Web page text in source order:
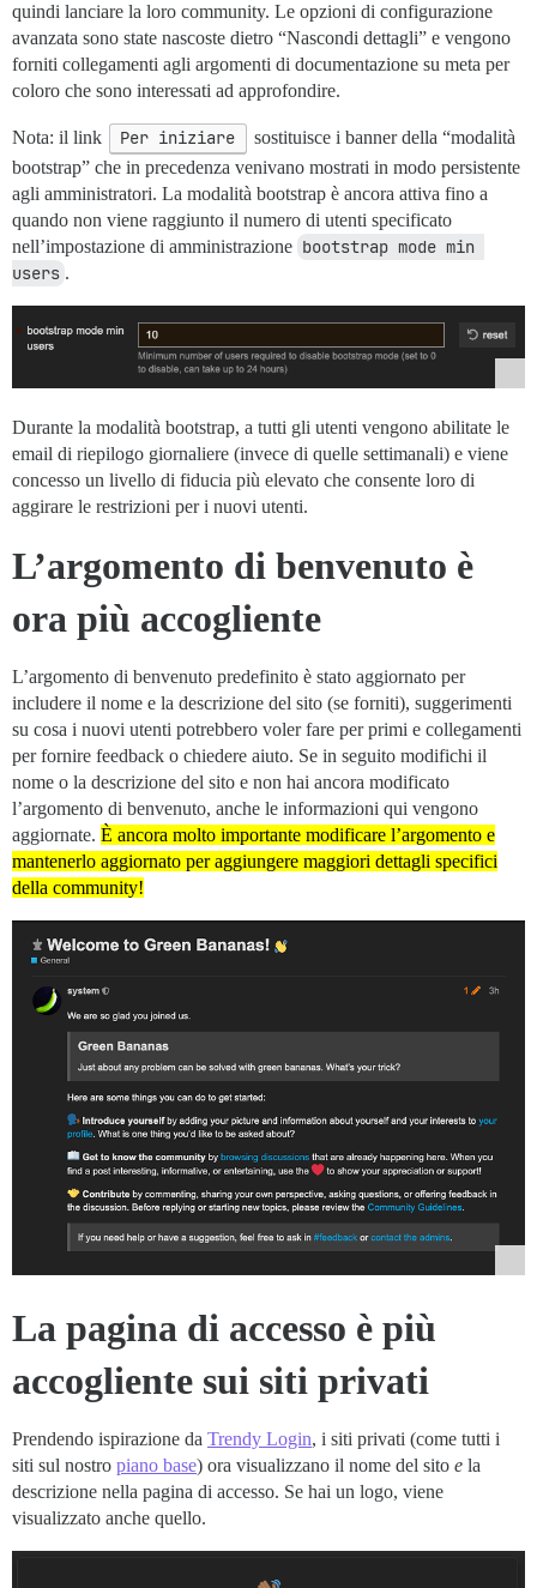
quindi lanciare la loro community. Le opzioni di configurazione
avanzata sono state nascoste dietro “Nascondi dettagli” e vengono
forniti collegamenti agli argomenti di documentazione su meta per
coloro che sono interessati ad approfondire.
Nota: il link Per iniziare
sostituisce i banner della “modalità
bootstrap” che in precedenza venivano mostrati in modo persistente
agli amministratori. La modalità bootstrap è ancora attiva fino a
quando non viene raggiunto il numero di utenti specificato
nell’impostazione di amministrazione bootstrap mode min
users .
Durante la modalità bootstrap, a tutti gli utenti vengono abilitate le
email di riepilogo giornaliere (invece di quelle settimanali) e viene
concesso un livello di fiducia più elevato che consente loro di
aggirare le restrizioni per i nuovi utenti.
L’argomento di benvenuto è
ora più accogliente
L’argomento di benvenuto predefinito è stato aggiornato per
includere il nome e la descrizione del sito (se forniti), suggerimenti
su cosa i nuovi utenti potrebbero voler fare per primi e collegamenti
per fornire feedback o chiedere aiuto. Se in seguito modifichi il
nome o la descrizione del sito e non hai ancora modificato
l’argomento di benvenuto, anche le informazioni qui vengono
aggiornate. È ancora molto importante modificare l’argomento e
mantenerlo aggiornato per aggiungere maggiori dettagli specifici
della community!
La pagina di accesso è più
accogliente sui siti privati
Prendendo ispirazione da Trendy Login, i siti privati (come tutti i
siti sul nostro piano base) ora visualizzano il nome del sito e la
descrizione nella pagina di accesso. Se hai un logo, viene
visualizzato anche quello.